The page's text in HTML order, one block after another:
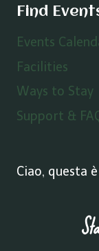
Find
Events
Facilities
Ways to Stay
Support &
Ciao, questa